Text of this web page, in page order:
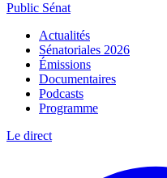
Public Sénat
Actualités
Sénatoriales 2026
Émissions
Documentaires
Podcasts
Programme
Le direct